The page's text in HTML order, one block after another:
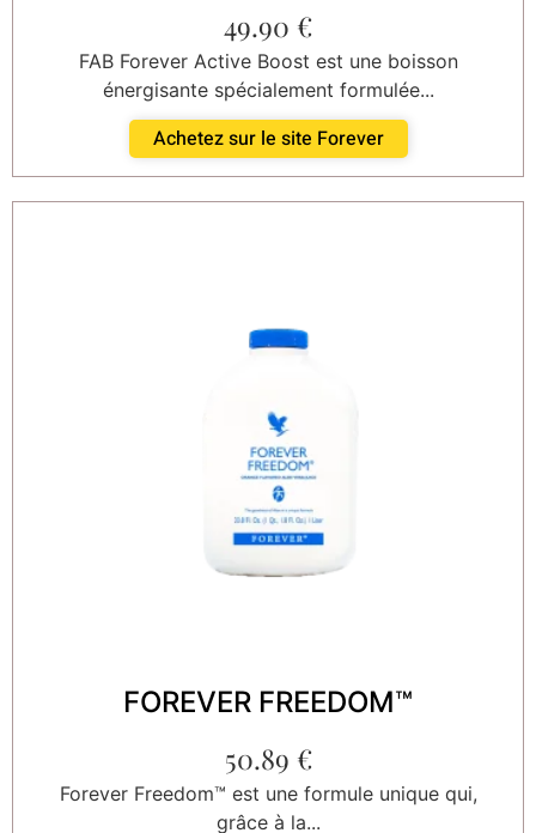
49.90 €
FAB Forever Active Boost est une boisson
énergisante spécialement formulée...
Achetez sur le site Forever
FOREVER FREEDOM™
50.89 €
Forever Freedom™ est une formule unique qui,
grâce à la...